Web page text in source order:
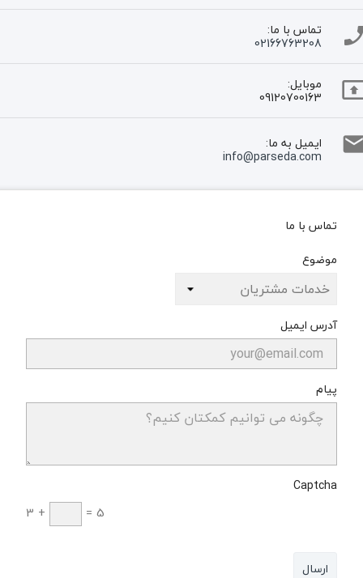
تماس با ما:
02166763208
موبایل:
09120700163
ایمیل به ما:
info@parseda.com
تماس با ما
موضوع
آدرس ایمیل
پیام
Captcha
3 + = 5